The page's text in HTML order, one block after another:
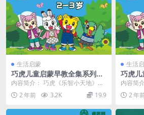
│ ├─ 0-1岁课程及律动操
│ ├─ 1-3岁课程.mp4
│ ├─ 歌曲赏析.jpg
│ ├─ 歌曲赏析.mp4
│ ├─ 音乐.jpg [180.71kB]
│ ├─ 音乐.mp4 [79.47MB]
├─ 第08课《热情的小号》
│ ├─
生活启蒙
巧虎儿童启蒙早教全集系列：
巧虎乐智小天地幼幼版(2-3岁)
内容简介： 巧虎《乐智小天地》是
日本最大的教育集团Benesse（倍
乐生）和中国...
2 年前 3.2K 19.9
生活
巧虎儿
巧虎
内容简
要什么
具有超
2 年